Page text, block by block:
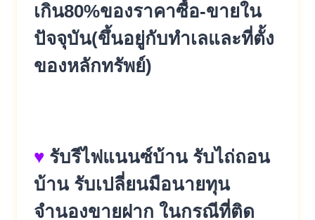
เกิน80%ของราคาซื้อ-ขายใน
ปัจจุบัน(ขึ้นอยู่กับทำเลและที่ตั้ง
ของหลักทรัพย์)
♥ รับรีไฟแนนซ์บ้าน รับไถ่ถอน
บ้าน รับเปลี่ยนมือนายทุน
จำนองขายฝาก ในกรณีที่ติด